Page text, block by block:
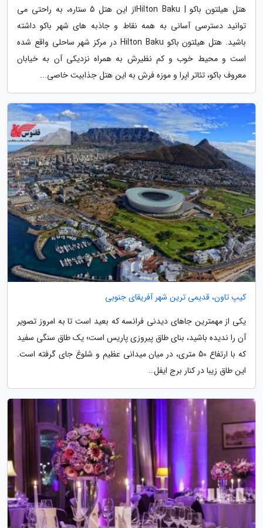
هتل هیلتون باکو | Hilton Bakuاز این هتل 5 ستاره، به راحتی می
توانید دسترسی آسانی به همه نقاط و جاذبه های شهر باکو داشته
باشید. هتل هیلتون باکو Hilton Baku در مرکز شهر ساحلی واقع شده
است و محیط خوب و کم نظیرش به همراه نزدیکی آن به خیابان
معروف باکو، تئاتر اپرا و موزه فرش به این هتل جذابیت خاصی...
کیپ تاون، قدیمی ترین شهر آفریقای جنوبی
یکی از مهمترین جاهای دیدنی فرانسه که بعید است تا به امروز تصویر
آن را ندیده باشید، بنای طاق پیروزی پاریس است؛ یک طاق سنگی سفید
که با ارتفاع 50 متری، در میان میدانی عظیم و شلوغ جای گرفته است.
این طاق زیبا در کنار برج ایفل…